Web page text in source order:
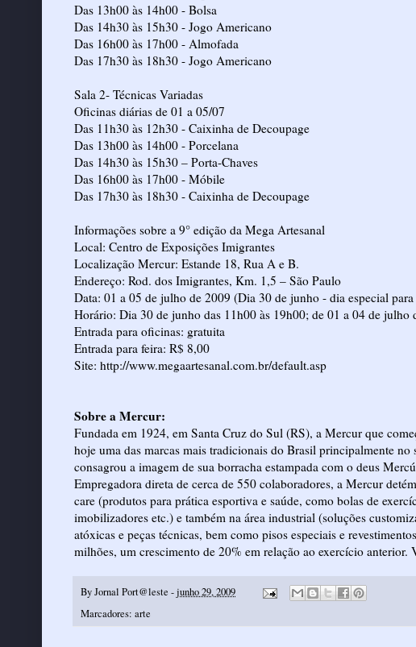
Das 13h00 às 14h00 - Bolsa
Das 14h30 às 15h30 - Jogo Americano
Das 16h00 às 17h00 - Almofada
Das 17h30 às 18h30 - Jogo Americano
Sala 2- Técnicas Variadas
Oficinas diárias de 01 a 05/07
Das 11h30 às 12h30 - Caixinha de Decoupage
Das 13h00 às 14h00 - Porcelana
Das 14h30 às 15h30 – Porta-Chaves
Das 16h00 às 17h00 - Móbile
Das 17h30 às 18h30 - Caixinha de Decoupage
Informações sobre a 9° edição da Mega Artesanal
Local: Centro de Exposições Imigrantes
Localização Mercur: Estande 18, Rua A e B.
Endereço: Rod. dos Imigrantes, Km. 1,5 – São Paulo
Data: 01 a 05 de julho de 2009 (Dia 30 de junho - dia especial
Horário: Dia 30 de junho das 11h00 às 19h00; de 01 a 04 de
Entrada para oficinas: gratuita
Entrada para feira: R$ 8,00
Site: http://www.megaartesanal.com.br/default.asp
Sobre a Mercur:
Fundada em 1924, em Santa Cruz do Sul (RS), a Mercur que
hoje uma das marcas mais tradicionais do Brasil principalmente
consagrou a imagem de sua borracha estampada com o deus
Empregadora direta de cerca de 550 colaboradores, a Mercur
care (produtos para prática esportiva e saúde, como bolas de
imobilizadores etc.) e também na área industrial (soluções
atóxicas e peças técnicas, bem como pisos especiais e
milhões, um crescimento de 20% em relação ao exercício
ByJornal Port@leste -junho 29, 2009
Marcadores: arte